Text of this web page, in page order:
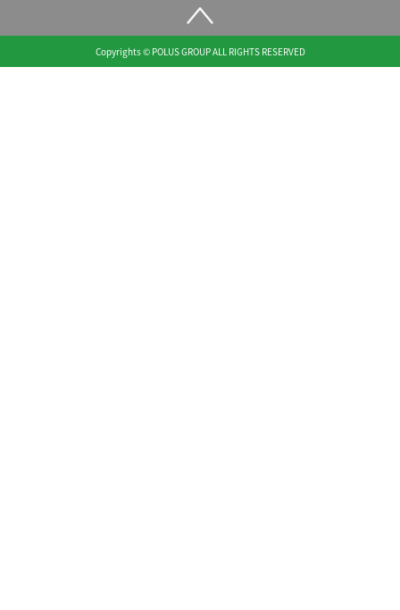
Copyrights © POLUS GROUP ALL RIGHTS RESERVED